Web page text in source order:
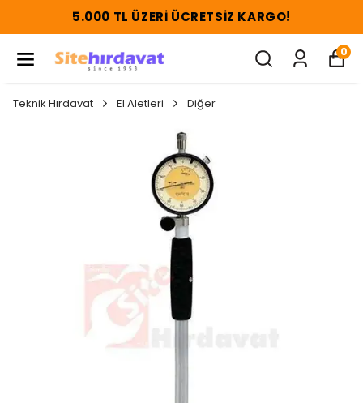
5.000 TL ÜZERI ÜCRETSIZ KARGO!
0
Teknik Hırdavat El Aletleri Diğer